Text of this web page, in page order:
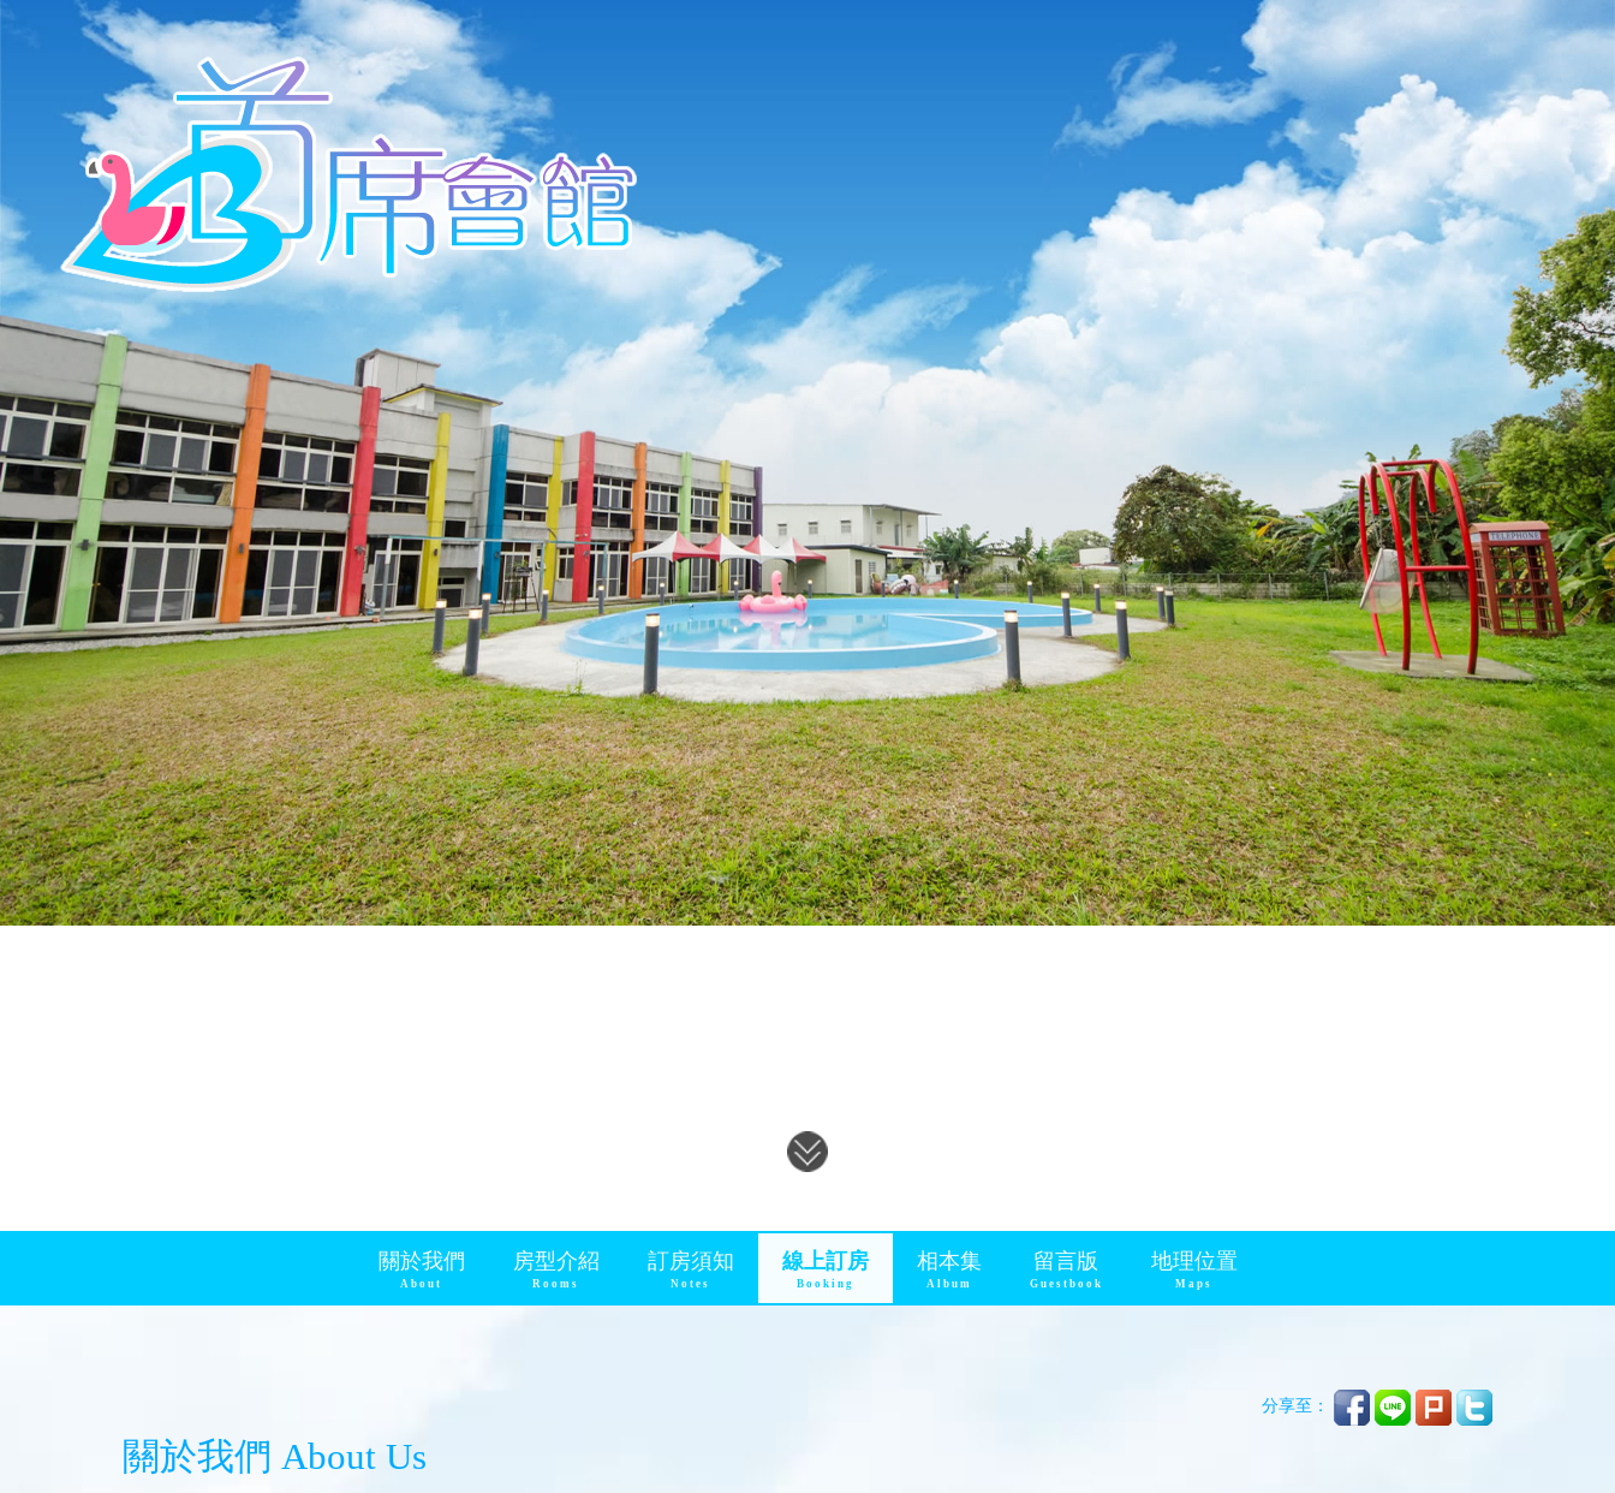
關於我們
About
房型介紹
Rooms
訂房須知
Notes
線上訂房
Booking
相本集
Album
留言版
Guestbook
地理位置
Maps
分享至：
關於我們 About Us